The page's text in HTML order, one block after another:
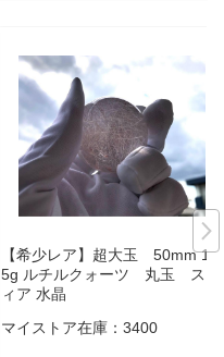
【希少レア】超大玉 50mm 15
5g ルチルクォーツ 丸玉 スフ
ィア 水晶
マイストア在庫： 3400